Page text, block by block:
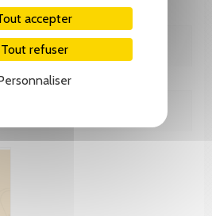
accepter
Tout refuser